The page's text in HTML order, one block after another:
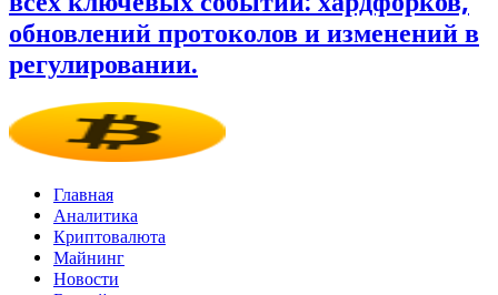
обновлений протоколов и изменений в
регулировании.
Главная
Аналитика
Криптовалюта
Майнинг
Новости